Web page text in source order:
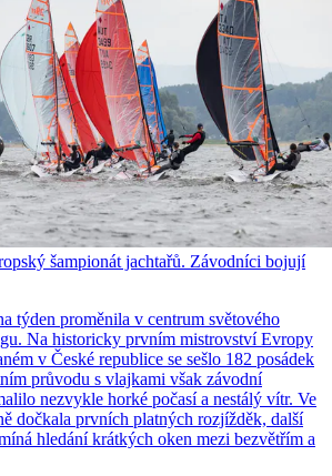
šampionát jachtařů. Závodníci bojují
týden proměnila v centrum světového
Na historicky prvním mistrovství Evropy
v České republice se sešlo 182 posádek
průvodu s vlajkami však závodní
nezvykle horké počasí a nestálý vítr. Ve
dočkala prvních platných rozjížděk, další
hledání krátkých oken mezi bezvětřím a